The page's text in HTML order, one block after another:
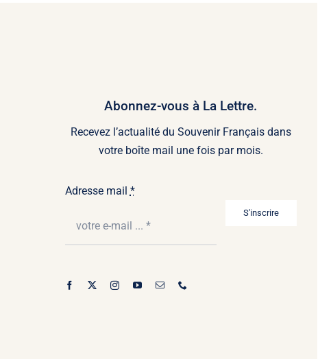
Abonnez-vous à La Lettre.
Recevez l’actualité du Souvenir Français dans
votre boîte mail une fois par mois.
Adresse mail *
S'inscrire